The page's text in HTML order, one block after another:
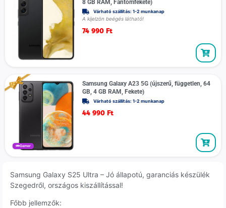
8 GB RAM, Fantomfekete)
Várható szállítás: 1-2 munkanap
A kijelzön beégés látható!
74 990 Ft
Gamer
Samsung Galaxy A23 5G (újszerű, független, 64
GB, 4 GB RAM, Fekete)
Várható szállítás: 1-2 munkanap
44 990 Ft
Samsung Galaxy S25 Ultra – Jó állapotú, garanciás készülék
Szegedről, országos kiszállítással!
Főbb jellemzők: